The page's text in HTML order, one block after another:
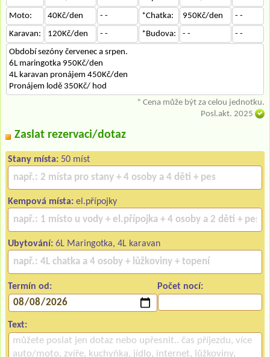
Moto:
40Kč/den - - *Chatka: 950Kč/den
- -
Karavan:
120Kč/den - - *Budova: - -
- -
Období sezóny červenec a srpen.
6L maringotka 950Kč/den
4L karavan pronájem 450Kč/den
Pronájem lodě 350Kč/ hod
* Cena může být za celou jednotku.
Posl.akt. 2025
Zaslat rezervaci/dotaz
Stany místa: 50 míst
Kempová místa: el.přípojky
Ubytování: 6L Maringotka, 4L karavan
Termín od: Počet nocí:
Text: